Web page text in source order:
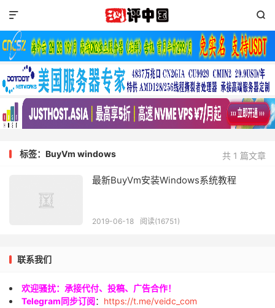


共 1 篇文章
标签：BuyVm windows
最新BuyVm安装Windows系统教程
2019-06-18 阅读(16751)
联系我们
欢迎骚扰：承接代付、投稿、广告合作！
Telegram同步订阅： https://t.me/veidc_com